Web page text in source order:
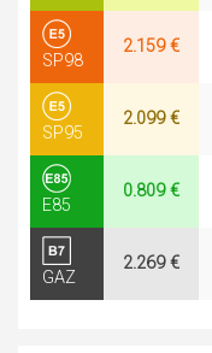
SP98
2.159 €
SP95
2.099 €
E85
0.809 €
GAZ
2.269 €